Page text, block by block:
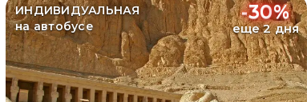
ИНДИВИДУАЛЬНАЯ
на автобусе
-30%
еще 2 дня